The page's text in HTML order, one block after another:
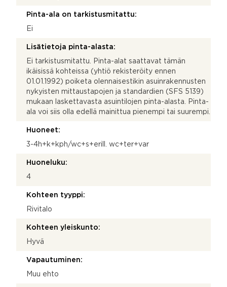
Pinta-ala on tarkistusmitattu:
Ei
Lisätietoja pinta-alasta:
Ei tarkistusmitattu. Pinta-alat saattavat tämän
ikäisissä kohteissa (yhtiö rekisteröity ennen
01.01.1992) poiketa olennaisestikin asuinrakennusten
nykyisten mittaustapojen ja standardien (SFS 5139)
mukaan laskettavasta asuintilojen pinta-alasta. Pinta-
ala voi siis olla edellä mainittua pienempi tai suurempi.
Huoneet:
3-4h+k+kph/wc+s+erill. wc+ter+var
Huoneluku:
4
Kohteen tyyppi:
Rivitalo
Kohteen yleiskunto:
Hyvä
Vapautuminen:
Muu ehto